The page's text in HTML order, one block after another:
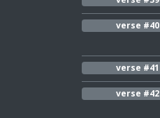
verse #40
verse #41
verse #42